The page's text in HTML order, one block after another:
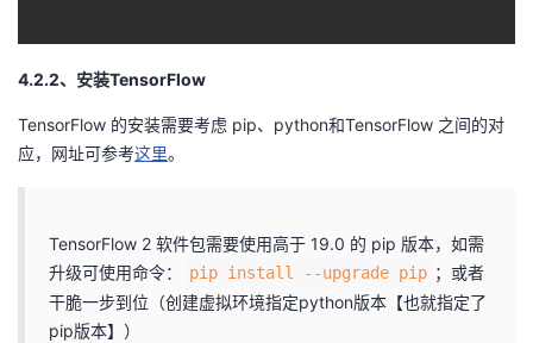
4.2.2、安装TensorFlow
TensorFlow 的安装需要考虑 pip、python和TensorFlow 之间的对
应，网址可参考这里。
TensorFlow 2 软件包需要使用高于 19.0 的 pip 版本，如需
升级可使用命令：
pip install --upgrade pip ；或者
干脆一步到位（创建虚拟环境指定python版本【也就指定了
pip版本】）